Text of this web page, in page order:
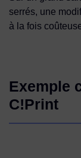
serrés, une
à la fois
Exemple
C!Print